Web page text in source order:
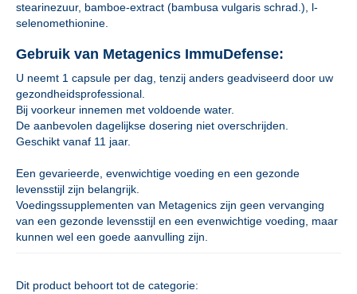
stearinezuur, bamboe-extract (bambusa vulgaris schrad.), l-
selenomethionine.
Gebruik van Metagenics ImmuDefense:
U neemt 1 capsule per dag, tenzij anders geadviseerd door uw
gezondheidsprofessional.
Bij voorkeur innemen met voldoende water.
De aanbevolen dagelijkse dosering niet overschrijden.
Geschikt vanaf 11 jaar.
Een gevarieerde, evenwichtige voeding en een gezonde
levensstijl zijn belangrijk.
Voedingssupplementen van Metagenics zijn geen vervanging
van een gezonde levensstijl en een evenwichtige voeding, maar
kunnen wel een goede aanvulling zijn.
Dit product behoort tot de categorie: